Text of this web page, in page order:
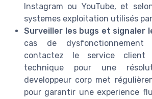
Instagram ou YouTube, et
systemes exploitation utilisés
Surveiller les bugs et signaler
cas de dysfonctionnement
contactez le service client
technique pour une
developpeur corp met
pour garantir une experience